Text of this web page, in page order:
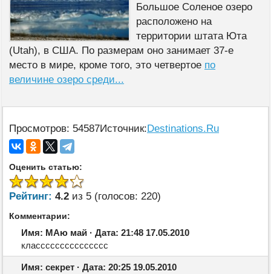
Большое Соленое озеро
расположено на
территории штата Юта
(Utah), в США. По размерам оно занимает 37-е
место в мире, кроме того, это четвертое по
величине озеро среди...
Просмотров: 54587Источник:Destinations.Ru
Оценить статью:
Рейтинг: 4.2 из 5 (голосов: 220)
Комментарии:
Имя: МАю май · Дата: 21:48 17.05.2010
классссссссссссссс
Имя: секрет · Дата: 20:25 19.05.2010